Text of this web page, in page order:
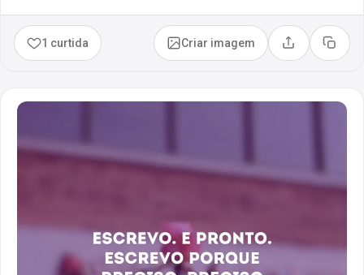
1 curtida Criar imagem Compartilhar
Copiar